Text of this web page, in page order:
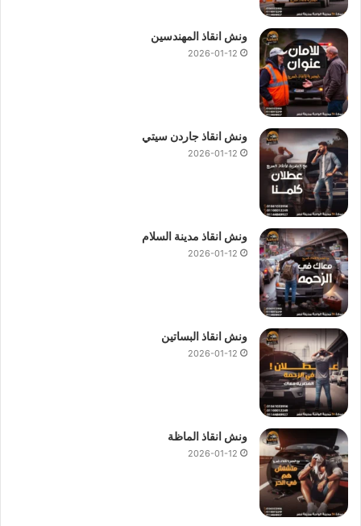
ونش انقاذ المهندسين
2026-01-12
ونش انقاذ جاردن سيتي
2026-01-12
ونش انقاذ مدينة السلام
2026-01-12
ونش انقاذ البساتين
2026-01-12
ونش انقاذ الماظة
2026-01-12